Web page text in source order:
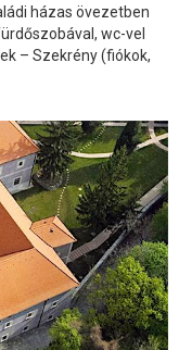
házas övezetben
wc-vel
– Szekrény (fiókok,